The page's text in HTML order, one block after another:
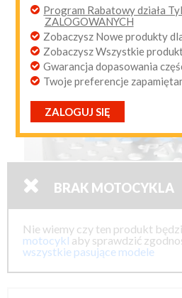
Program Rabatowy działa
ZALOGOWANYCH
Zobaczysz Nowe produkty
Zobaczysz Wszystkie
Gwarancja dopasowania
Twoje preferencje
ZALOGUJ SIĘ
przypomnij mi hasło nowy
 BRAK MOTOCYKLA
Nie wiemy czy ten produkt
motocyklaby sprawdzić
wszystkie pasujące modele